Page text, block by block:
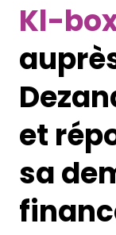
Kl-
et
sa